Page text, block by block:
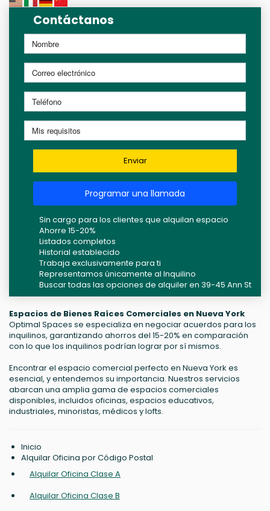
Contáctanos
Enviar
Programar una llamada
Sin cargo para los clientes que alquilan espacio
Ahorre 15-20%
Listados completos
Historial establecido
Trabaja exclusivamente para ti
Representamos únicamente al Inquilino
Buscar todas las opciones de alquiler en 39-45 Ann St
Espacios de Bienes Raíces Comerciales en Nueva York
Optimal Spaces se especializa en negociar acuerdos para los
inquilinos, garantizando ahorros del 15-20% en comparación
con lo que los inquilinos podrían lograr por sí mismos.
Encontrar el espacio comercial perfecto en Nueva York es
esencial, y entendemos su importancia. Nuestros servicios
abarcan una amplia gama de espacios comerciales
disponibles, incluidos oficinas, espacios educativos,
industriales, minoristas, médicos y lofts.
Inicio
Alquilar Oficina por Código Postal
Alquilar Oficina Clase A
Alquilar Oficina Clase B